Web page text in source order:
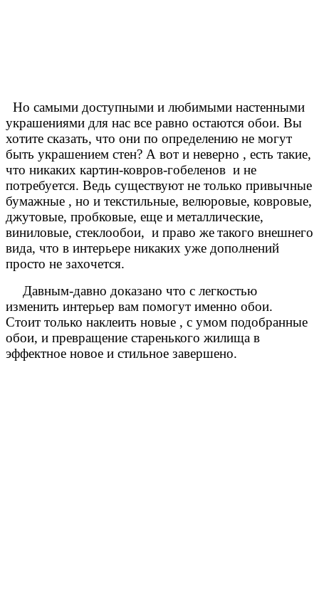
Но самыми доступными и любимыми настенными
украшениями для нас все равно остаются обои. Вы
хотите сказать, что они по определению не могут
быть украшением стен? А вот и неверно , есть такие,
что никаких картин-ковров-гобеленов и не
потребуется. Ведь существуют не только привычные
бумажные , но и текстильные, велюровые, ковровые,
джутовые, пробковые, еще и металлические,
виниловые, стеклообои, и право жетакого внешнего
вида, что в интерьере никаких уже дополнений
просто не захочется.
Давным-давно доказано что с легкостью
изменить интерьер вам помогут именно обои.
Стоит только наклеить новые , с умом подобранные
обои, и превращение старенького жилища в
эффектное новое и стильное завершено.